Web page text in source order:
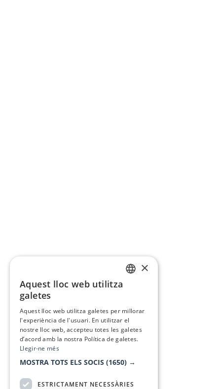
×
Aquest lloc web utilitza
galetes
Aquest lloc web utilitza galetes per millorar
l'experiència de l'usuari. En utilitzar el
nostre lloc web, accepteu totes les galetes
d’acord amb la nostra Política de galetes.
Llegir-ne més
MOSTRA TOTS ELS SOCIS (1650) →
ESTRICTAMENT NECESSÀRIES